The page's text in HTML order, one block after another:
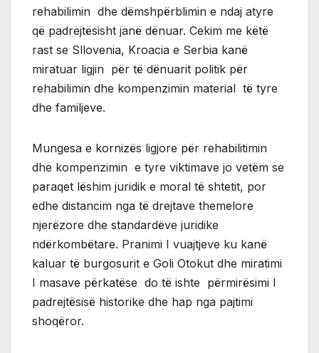
rehabilimin dhe dëmshpërblimin e ndaj atyre
që padrejtësisht janë dënuar. Cekim me këtë
rast se Sllovenia, Kroacia e Serbia kanë
miratuar ligjin për të dënuarit politik për
rehabilimin dhe kompenzimin material të tyre
dhe familjeve.
Mungesa e kornizës ligjore për rehabilitimin
dhe kompenzimin e tyre viktimave jo vetëm se
paraqet lëshim juridik e moral të shtetit, por
edhe distancim nga të drejtave themelore
njerëzore dhe standardëve juridike
ndërkombëtare. Pranimi I vuajtjeve ku kanë
kaluar të burgosurit e Goli Otokut dhe miratimi
I masave përkatëse do të ishte përmirësimi I
padrejtësisë historike dhe hap nga pajtimi
shoqëror.